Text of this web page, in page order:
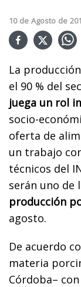
10 de Agosto de
La
el 90 % del
juega un rol
socio-
oferta de
un trabajo
técnicos del
serán uno de
producción
agosto.
De acuerdo
materia
Córdoba–